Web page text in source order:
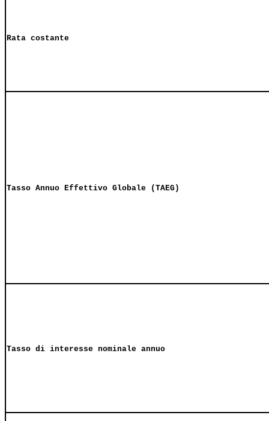
Rata costante
Tasso Annuo Effettivo Globale (TAEG)
Tasso di interesse nominale annuo